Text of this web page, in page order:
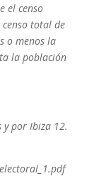
el censo
total de
o menos la
la población
por Ibiza 12.